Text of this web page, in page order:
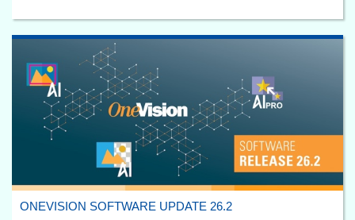
ONEVISION SOFTWARE UPDATE 26.2